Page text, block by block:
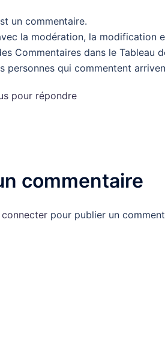
un commentaire.
la modération, la modification
Commentaires dans le Tableau
personnes qui commentent
pour répondre
commentaire
pour publier un